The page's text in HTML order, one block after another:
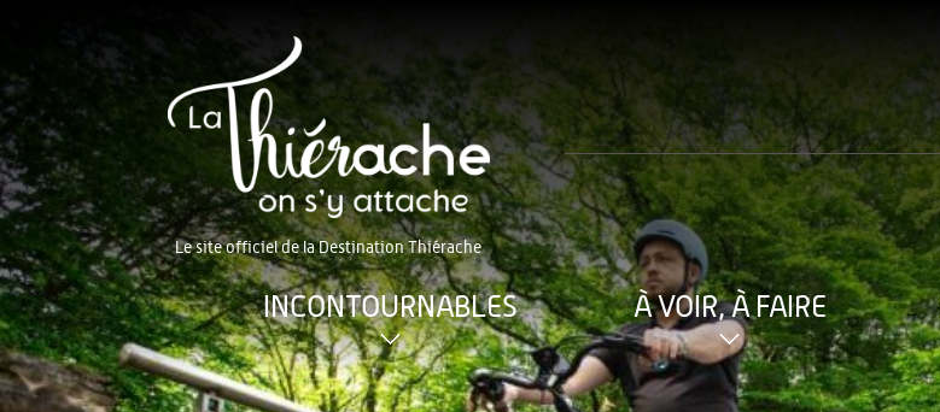
Le site officiel de la Destination Thiérache
INCONTOURNABLES À VOIR, À FAIRE